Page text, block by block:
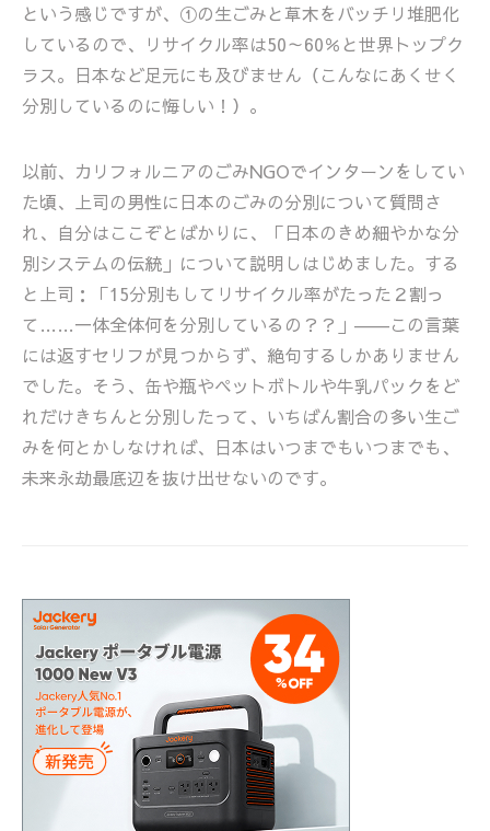
という感じですが、①の生ごみと草木をバッチリ堆肥化
しているので、リサイクル率は50～60％と世界トップク
ラス。日本など足元にも及びません（こんなにあくせく
分別しているのに悔しい！）。
以前、カリフォルニアのごみNGOでインターンをしてい
た頃、上司の男性に日本のごみの分別について質問さ
れ、自分はここぞとばかりに、「日本のきめ細やかな分
別システムの伝統」について説明しはじめました。する
と上司：「15分別もしてリサイクル率がたった２割っ
て……一体全体何を分別しているの？？」――この言葉
には返すセリフが見つからず、絶句するしかありません
でした。そう、缶や瓶やペットボトルや牛乳パックをど
れだけきちんと分別したって、いちばん割合の多い生ご
みを何とかしなければ、日本はいつまでもいつまでも、
未来永劫最底辺を抜け出せないのです。